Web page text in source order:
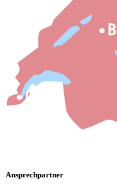
Ansprechpartner